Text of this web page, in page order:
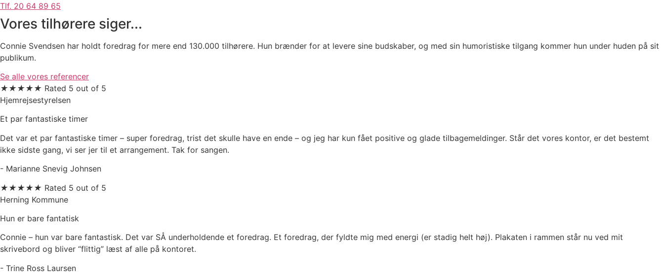
Tlf. 20 64 89 65
Vores tilhørere siger...
Connie Svendsen har holdt foredrag for mere end 130.000 tilhørere. Hun brænder for at levere sine budskaber, og med sin humoristiske tilgang kommer hun under huden på sit
publikum.
Se alle vores referencer
★★★★★ Rated 5 out of 5
Hjemrejsestyrelsen
Et par fantastiske timer
Det var et par fantastiske timer – super foredrag, trist det skulle have en ende – og jeg har kun fået positive og glade tilbagemeldinger. Står det vores kontor, er det bestemt
ikke sidste gang, vi ser jer til et arrangement. Tak for sangen.
- Marianne Snevig Johnsen
★★★★★ Rated 5 out of 5
Herning Kommune
Hun er bare fantatisk
Connie – hun var bare fantastisk. Det var SÅ underholdende et foredrag. Et foredrag, der fyldte mig med energi (er stadig helt høj). Plakaten i rammen står nu ved mit
skrivebord og bliver “flittig” læst af alle på kontoret.
- Trine Ross Laursen